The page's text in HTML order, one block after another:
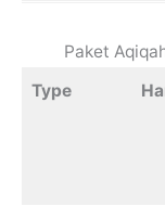
Paket
Type